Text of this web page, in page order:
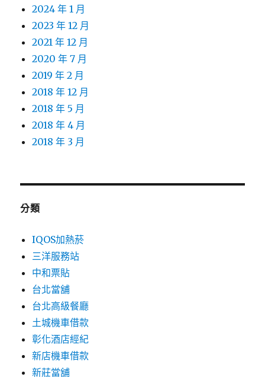
2024 年 1 月
2023 年 12 月
2021 年 12 月
2020 年 7 月
2019 年 2 月
2018 年 12 月
2018 年 5 月
2018 年 4 月
2018 年 3 月
分類
IQOS加熱菸
三洋服務站
中和票貼
台北當舖
台北高級餐廳
土城機車借款
彰化酒店經紀
新店機車借款
新莊當舖